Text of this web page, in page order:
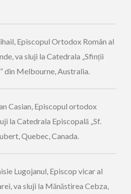
Episcopul Ortodox Român al
va sluji la Catedrala „Sfinții
din Melbourne, Australia.
Casian, Episcopul ortodox
la Catedrala Episcopală „Sf.
Quebec, Canada.
Lugojanul, Episcop vicar al
va sluji la Mănăstirea Cebza,